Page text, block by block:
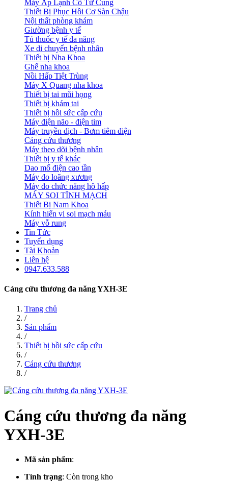
Máy Áp Lạnh Cổ Tử Cung
Thiết Bị Phục Hồi Cơ Sàn Chậu
Nội thất phòng khám
Giường bệnh y tế
Tủ thuốc y tế đa năng
Xe di chuyển bệnh nhân
Thiết bị Nha Khoa
Ghế nha khoa
Nồi Hấp Tiệt Trùng
Máy X Quang nha khoa
Thiết bị tai mũi họng
Thiết bị khám tai
Thiết bị hồi sức cấp cứu
Máy điện não - điện tim
Máy truyền dịch - Bơm tiêm điện
Cáng cứu thương
Máy theo dõi bệnh nhân
Thiết bị y tế khác
Dao mổ điện cao tần
Máy đo loãng xương
Máy đo chức năng hô hấp
MÁY SOI TĨNH MẠCH
Thiết Bị Nam Khoa
Kính hiển vi soi mạch máu
Máy vỗ rung
Tin Tức
Tuyển dụng
Tài Khoản
Liên hệ
0947.633.588
Cáng cứu thương đa năng YXH-3E
Trang chủ
/
Sản phẩm
/
Thiết bị hồi sức cấp cứu
/
Cáng cứu thương
/
Cáng cứu thương đa năng
YXH-3E
Mã sản phẩm:
Tình trạng: Còn trong kho